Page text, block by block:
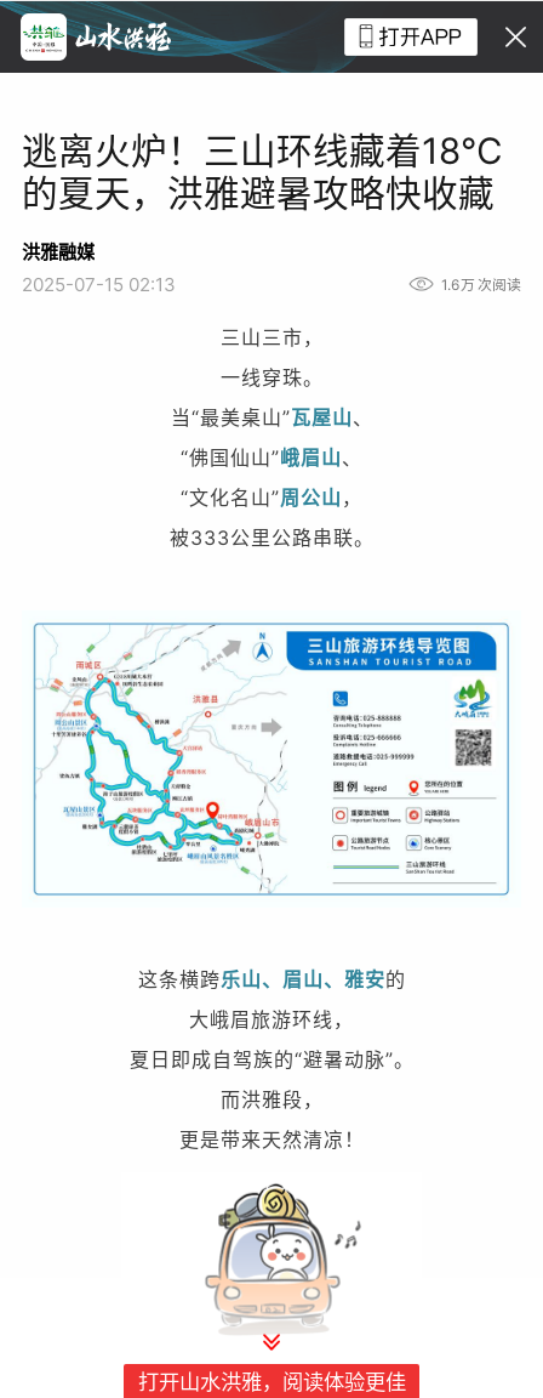
逃离火炉！三山环线藏着18℃
的夏天，洪雅避暑攻略快收藏
洪雅融媒
2025-07-15 02:13
1.6万 次阅读
三山三市，
一线穿珠。
当“最美桌山”瓦屋山、
“佛国仙山”峨眉山、
“文化名山”周公山 ，
被333公里公路串联。
这条横跨乐山、眉山、雅安的
大峨眉旅游环线，
夏日即成自驾族的“避暑动脉”。
而洪雅段，
更是带来天然清凉！
打开山水洪雅，阅读体验更佳